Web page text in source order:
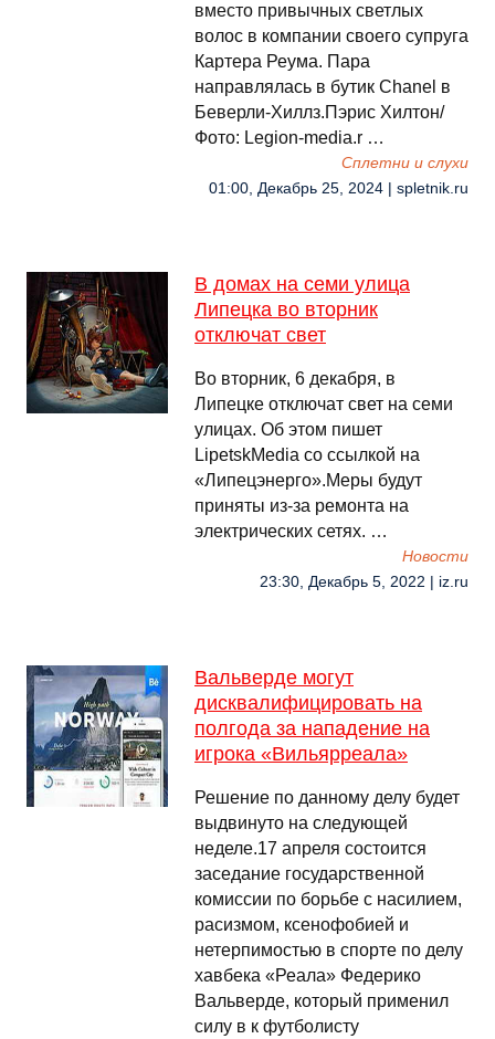
вместо привычных светлых
волос в компании своего супруга
Картера Реума. Пара
направлялась в бутик Chanel в
Беверли-Хиллз.Пэрис Хилтон/
Фото: Legion-media.r …
Сплетни и слухи
01:00, Декабрь 25, 2024 | spletnik.ru
В домах на семи улица
Липецка во вторник
отключат свет
Во вторник, 6 декабря, в
Липецке отключат свет на семи
улицах. Об этом пишет
LipetskMedia со ссылкой на
«Липецэнерго».Меры будут
приняты из-за ремонта на
электрических сетях. …
Новости
23:30, Декабрь 5, 2022 | iz.ru
Вальверде могут
дисквалифицировать на
полгода за нападение на
игрока «Вильярреала»
Решение по данному делу будет
выдвинуто на следующей
неделе.17 апреля состоится
заседание государственной
комиссии по борьбе с насилием,
расизмом, ксенофобией и
нетерпимостью в спорте по делу
хавбека «Реала» Федерико
Вальверде, который применил
силу в к футболисту